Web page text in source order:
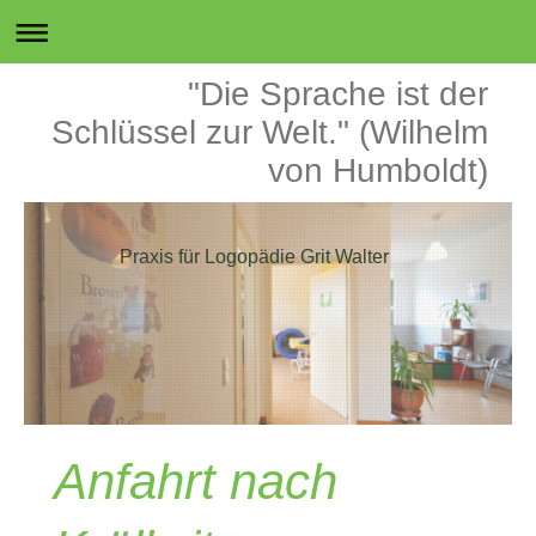
"Die Sprache ist der
Schlüssel zur Welt." (Wilhelm
von Humboldt)
Praxis für Logopädie Grit Walter
Anfahrt nach